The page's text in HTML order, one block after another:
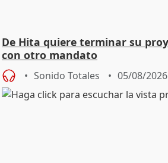
De Hita quiere terminar su
con otro mandato
Sonido Totales 05/08/2026